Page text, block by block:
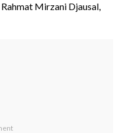
Mirzani Djausal,